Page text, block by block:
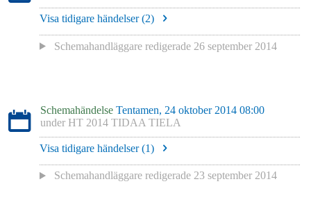
Visa tidigare händelser (2)
Schemahandläggare redigerade 26 september 2014
Schemahändelse Tentamen, 24 oktober 2014 08:00
under HT 2014 TIDAA TIELA
Visa tidigare händelser (1)
Schemahandläggare redigerade 23 september 2014